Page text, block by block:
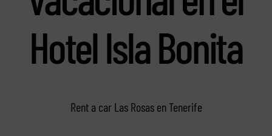
Hotel Isla Bonita
Rent a car Las Rosas en Tenerife